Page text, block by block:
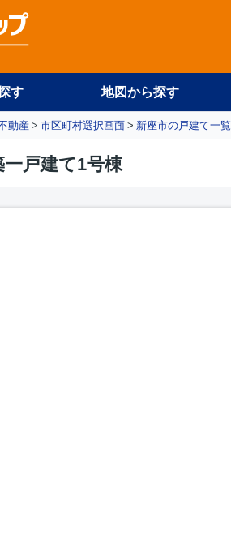
す 地図から探す
動産 市区町村選択画面 新座市の戸建て一覧
戸建て1号棟